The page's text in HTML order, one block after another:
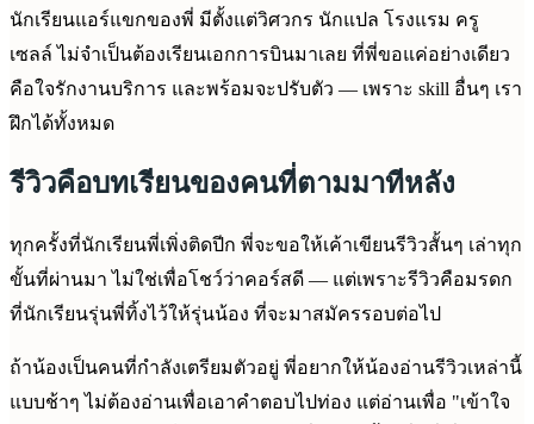
นักเรียนแอร์แขกของพี่ มีตั้งแต่วิศวกร นักแปล โรงแรม ครู
เซลล์ ไม่จำเป็นต้องเรียนเอกการบินมาเลย ที่พี่ขอแค่อย่างเดียว
คือใจรักงานบริการ และพร้อมจะปรับตัว — เพราะ skill อื่นๆ เรา
ฝึกได้ทั้งหมด
รีวิวคือบทเรียนของคนที่ตามมาทีหลัง
ทุกครั้งที่นักเรียนพี่เพิ่งติดปีก พี่จะขอให้เค้าเขียนรีวิวสั้นๆ เล่าทุก
ขั้นที่ผ่านมา ไม่ใช่เพื่อโชว์ว่าคอร์สดี — แต่เพราะรีวิวคือมรดก
ที่นักเรียนรุ่นพี่ทิ้งไว้ให้รุ่นน้อง ที่จะมาสมัครรอบต่อไป
ถ้าน้องเป็นคนที่กำลังเตรียมตัวอยู่ พี่อยากให้น้องอ่านรีวิวเหล่านี้
แบบช้าๆ ไม่ต้องอ่านเพื่อเอาคำตอบไปท่อง แต่อ่านเพื่อ "เข้าใจ